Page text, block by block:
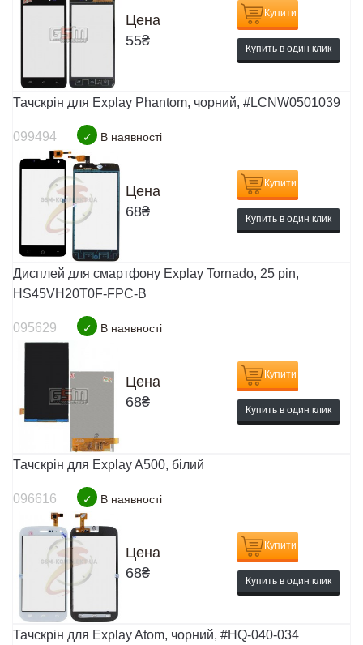
Цена
55₴
Купити
Купить в один клик
Тачскрін для Explay Phantom, чорний, #LCNW0501039
099494 ✓ В наявності
Цена
68₴
Купити
Купить в один клик
Дисплей для смартфону Explay Tornado, 25 pin,
HS45VH20T0F-FPC-B
095629 ✓ В наявності
Цена
68₴
Купити
Купить в один клик
Тачскрін для Explay A500, білий
096616 ✓ В наявності
Цена
68₴
Купити
Купить в один клик
Тачскрін для Explay Atom, чорний, #HQ-040-034